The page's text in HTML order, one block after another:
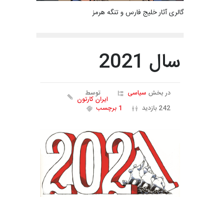
گالری آثار خلیج فارس و تنگه هرمز
سال 2021
در بخش سیاسی توسط
ایران کارتون
242 بازدید
1 برچسب